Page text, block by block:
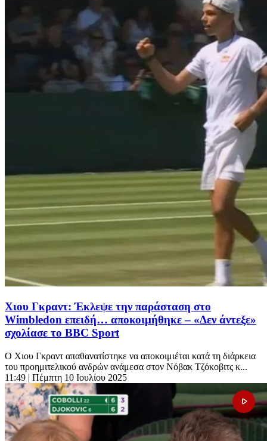
Χιου Γκραντ: Έκλεψε την παράσταση στο
Wimbledon επειδή… αποκοιμήθηκε – «Δεν άντεξε»
σχολίασε το BBC Sport
Ο Χιου Γκραντ απαθανατίστηκε να αποκοιμιέται κατά τη διάρκεια
του προημιτελικού ανδρών ανάμεσα στον Νόβακ Τζόκοβιτς κ...
11:49 | Πέμπτη 10 Ιουλίου 2025